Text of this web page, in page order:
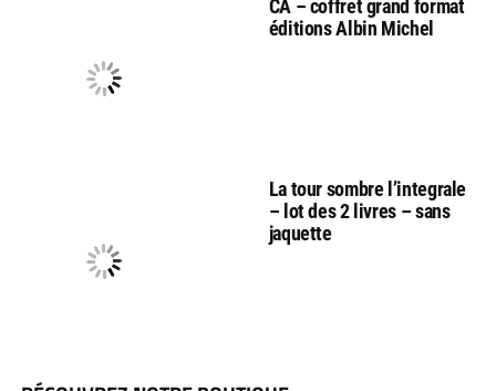
CA – coffret grand format
éditions Albin Michel
La tour sombre l’integrale
– lot des 2 livres – sans
jaquette